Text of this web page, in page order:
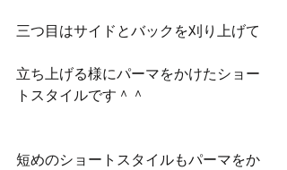
三つ目はサイドとバックを刈り上げて
立ち上げる様にパーマをかけたショー
トスタイルです＾＾
短めのショートスタイルもパーマをか